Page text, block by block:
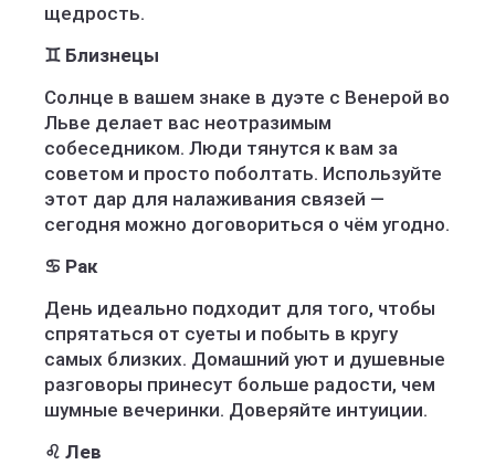
щедрость.
♊ Близнецы
Солнце в вашем знаке в дуэте с Венерой во
Льве делает вас неотразимым
собеседником. Люди тянутся к вам за
советом и просто поболтать. Используйте
этот дар для налаживания связей —
сегодня можно договориться о чём угодно.
♋ Рак
День идеально подходит для того, чтобы
спрятаться от суеты и побыть в кругу
самых близких. Домашний уют и душевные
разговоры принесут больше радости, чем
шумные вечеринки. Доверяйте интуиции.
♌ Лев